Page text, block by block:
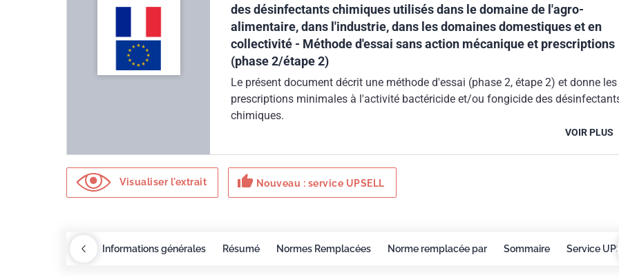
des désinfectants chimiques utilisés dans le domaine de l'agro-
alimentaire, dans l'industrie, dans les domaines domestiques et en
collectivité - Méthode d'essai sans action mécanique et prescriptions
(phase 2/étape 2)
Le présent document décrit une méthode d'essai (phase 2, étape 2) et donne les
prescriptions minimales à l'activité bactéricide et/ou fongicide des
chimiques.
VOIR PLUS
Visualiser l'extrait thumb_up Nouveau : service UPSELL
COBAZ Informations générales Résumé Normes Remplacées Norme remplacée par Sommaire Service